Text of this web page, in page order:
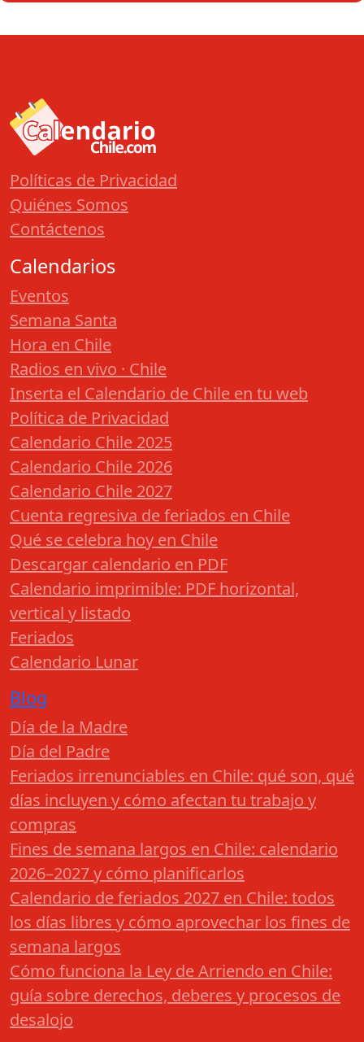
Políticas de Privacidad
Quiénes Somos
Contáctenos
Calendarios
Eventos
Semana Santa
Hora en Chile
Radios en vivo · Chile
Inserta el Calendario de Chile en tu web
Política de Privacidad
Calendario Chile 2025
Calendario Chile 2026
Calendario Chile 2027
Cuenta regresiva de feriados en Chile
Qué se celebra hoy en Chile
Descargar calendario en PDF
Calendario imprimible: PDF horizontal,
vertical y listado
Feriados
Calendario Lunar
Blog
Día de la Madre
Día del Padre
Feriados irrenunciables en Chile: qué son, qué
días incluyen y cómo afectan tu trabajo y
compras
Fines de semana largos en Chile: calendario
2026–2027 y cómo planificarlos
Calendario de feriados 2027 en Chile: todos
los días libres y cómo aprovechar los fines de
semana largos
Cómo funciona la Ley de Arriendo en Chile:
guía sobre derechos, deberes y procesos de
desalojo